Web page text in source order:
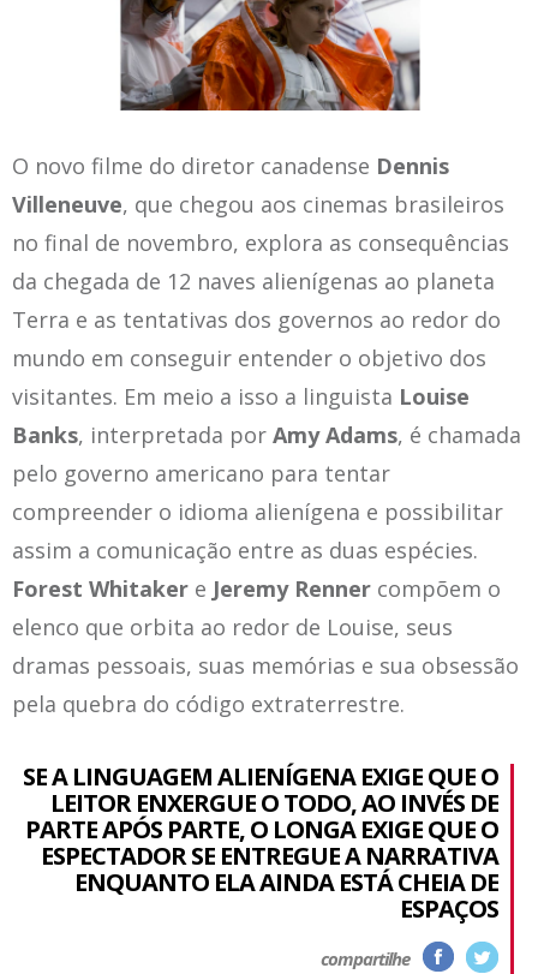
O novo filme do diretor canadense Dennis
Villeneuve, que chegou aos cinemas brasileiros
no final de novembro, explora as consequências
da chegada de 12 naves alienígenas ao planeta
Terra e as tentativas dos governos ao redor do
mundo em conseguir entender o objetivo dos
visitantes. Em meio a isso a linguista Louise
Banks, interpretada por Amy Adams, é chamada
pelo governo americano para tentar
compreender o idioma alienígena e possibilitar
assim a comunicação entre as duas espécies.
Forest Whitaker e Jeremy Renner compõem o
elenco que orbita ao redor de Louise, seus
dramas pessoais, suas memórias e sua obsessão
pela quebra do código extraterrestre.
SE A LINGUAGEM ALIENÍGENA EXIGE QUE O
LEITOR ENXERGUE O TODO, AO INVÉS DE
PARTE APÓS PARTE, O LONGA EXIGE QUE O
ESPECTADOR SE ENTREGUE A NARRATIVA
ENQUANTO ELA AINDA ESTÁ CHEIA DE
ESPAÇOS
compartilhe